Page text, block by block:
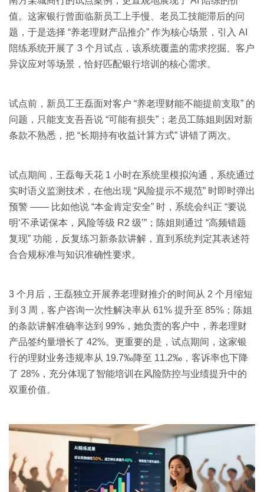
值。这家银行曾面临新员工上手慢、老员工技能滞后的问
题，于是选择 “养老理财产品推介” 作为核心场景，引入 AI
陪练系统开展了 3 个月试点，该系统覆盖的需求挖掘、客户
异议应对等场景，恰好匹配银行培训的核心需求。
试点前，新员工王磊面对客户 “养老理财能不能提前支取” 的
问题，只能支支吾吾说 “可能有损失”；老员工陈姐则因对新
条款不熟悉，把 “长期持有收益计算方式” 讲错了两次。
试点期间，王磊每天花 1 小时在系统里模拟沟通，系统通过
实时语义监测技术，在他出现 “风险提示不规范” 时即时弹出
预警 —— 比如他说 “本金肯定安全” 时，系统会纠正 “要说
明‘不承诺保本，风险等级 R2 级’”；陈姐则通过 “高频错题
复现” 功能，反复练习新条款讲解，直到系统判定其表述符
合合规标准与知识准确性要求。
3 个月后，王磊独立开展养老理财推介的时间从 2 个月缩短
到 3 周，客户咨询一次性解决率从 61% 提升至 85%；陈姐
的条款讲解准确率达到 99%，她负责的客户中，养老理财
产品签约量增长了 42%。更重要的是，试点期间，这家银
行的理财业务违规率从 19.7‰降至 11.2‰，客诉率也下降
了 28%，充分体现了智能培训在风险防控与业绩提升中的
双重价值。